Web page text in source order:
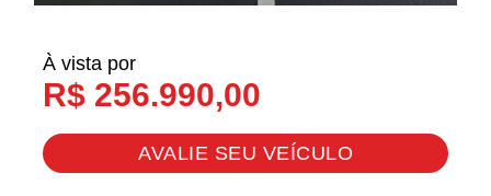
À vista por
R$ 256.990,00
AVALIE SEU VEÍCULO